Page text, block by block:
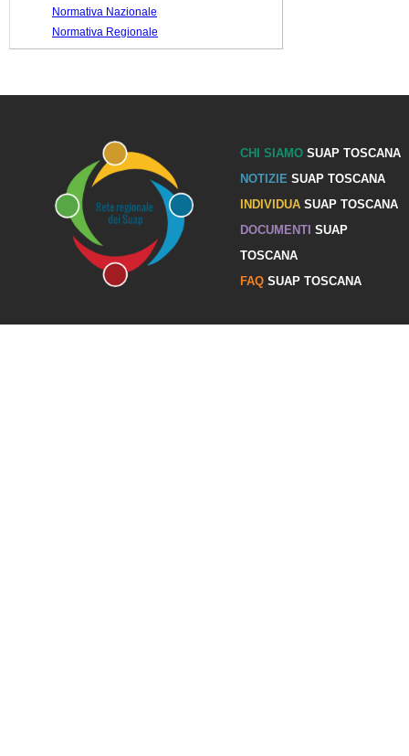
Normativa Nazionale
Normativa Regionale
CHI SIAMOSUAP TOSCANA
NOTIZIE SUAP TOSCANA
INDIVIDUASUAP TOSCANA
DOCUMENTI SUAP
TOSCANA
FAQSUAP TOSCANA